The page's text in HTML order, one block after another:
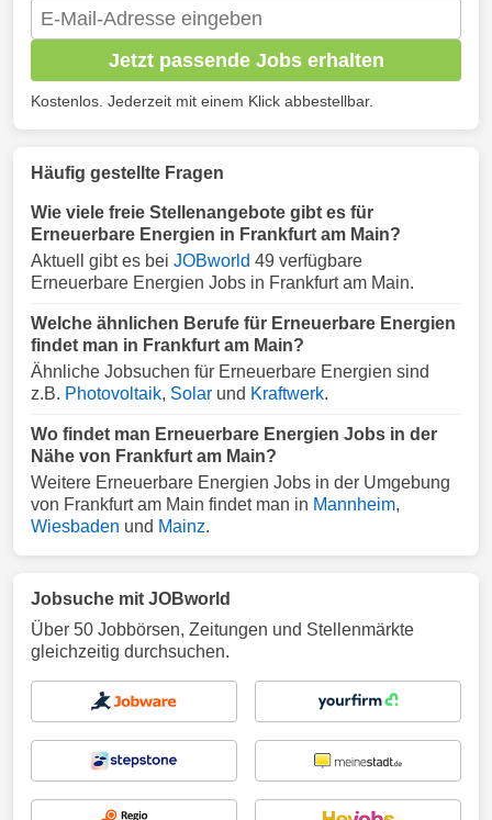
Jetzt passende Jobs erhalten
Kostenlos. Jederzeit mit einem Klick abbestellbar.
Häufig gestellte Fragen
Wie viele freie Stellenangebote gibt es für
Erneuerbare Energien in Frankfurt am Main?
Aktuell gibt es bei JOBworld 49 verfügbare
Erneuerbare Energien Jobs in Frankfurt am Main.
Welche ähnlichen Berufe für Erneuerbare Energien
findet man in Frankfurt am Main?
Ähnliche Jobsuchen für Erneuerbare Energien sind
z.B. Photovoltaik, Solar und Kraftwerk.
Wo findet man Erneuerbare Energien Jobs in der
Nähe von Frankfurt am Main?
Weitere Erneuerbare Energien Jobs in der Umgebung
von Frankfurt am Main findet man in Mannheim,
Wiesbaden und Mainz.
Jobsuche mit JOBworld
Über 50 Jobbörsen, Zeitungen und Stellenmärkte
gleichzeitig durchsuchen.